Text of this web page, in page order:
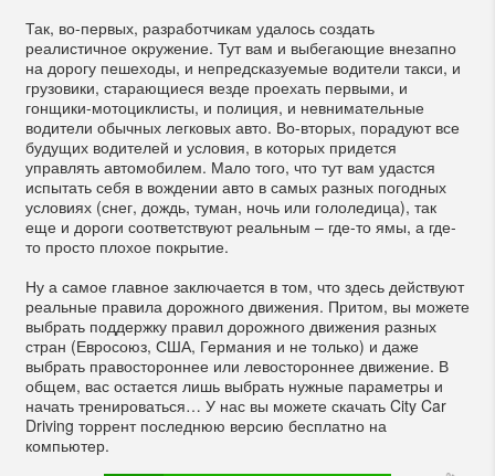
Так, во-первых, разработчикам удалось создать
реалистичное окружение. Тут вам и выбегающие внезапно
на дорогу пешеходы, и непредсказуемые водители такси, и
грузовики, старающиеся везде проехать первыми, и
гонщики-мотоциклисты, и полиция, и невнимательные
водители обычных легковых авто. Во-вторых, порадуют все
будущих водителей и условия, в которых придется
управлять автомобилем. Мало того, что тут вам удастся
испытать себя в вождении авто в самых разных погодных
условиях (снег, дождь, туман, ночь или гололедица), так
еще и дороги соответствуют реальным – где-то ямы, а где-
то просто плохое покрытие.
Ну а самое главное заключается в том, что здесь действуют
реальные правила дорожного движения. Притом, вы можете
выбрать поддержку правил дорожного движения разных
стран (Евросоюз, США, Германия и не только) и даже
выбрать правостороннее или левостороннее движение. В
общем, вас остается лишь выбрать нужные параметры и
начать тренироваться… У нас вы можете скачать City Car
Driving торрент последнюю версию бесплатно на
компьютер.